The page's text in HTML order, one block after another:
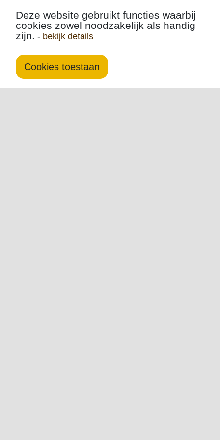
Deze website gebruikt functies waarbij
cookies zowel noodzakelijk als handig
zijn. - bekijk details
Cookies toestaan